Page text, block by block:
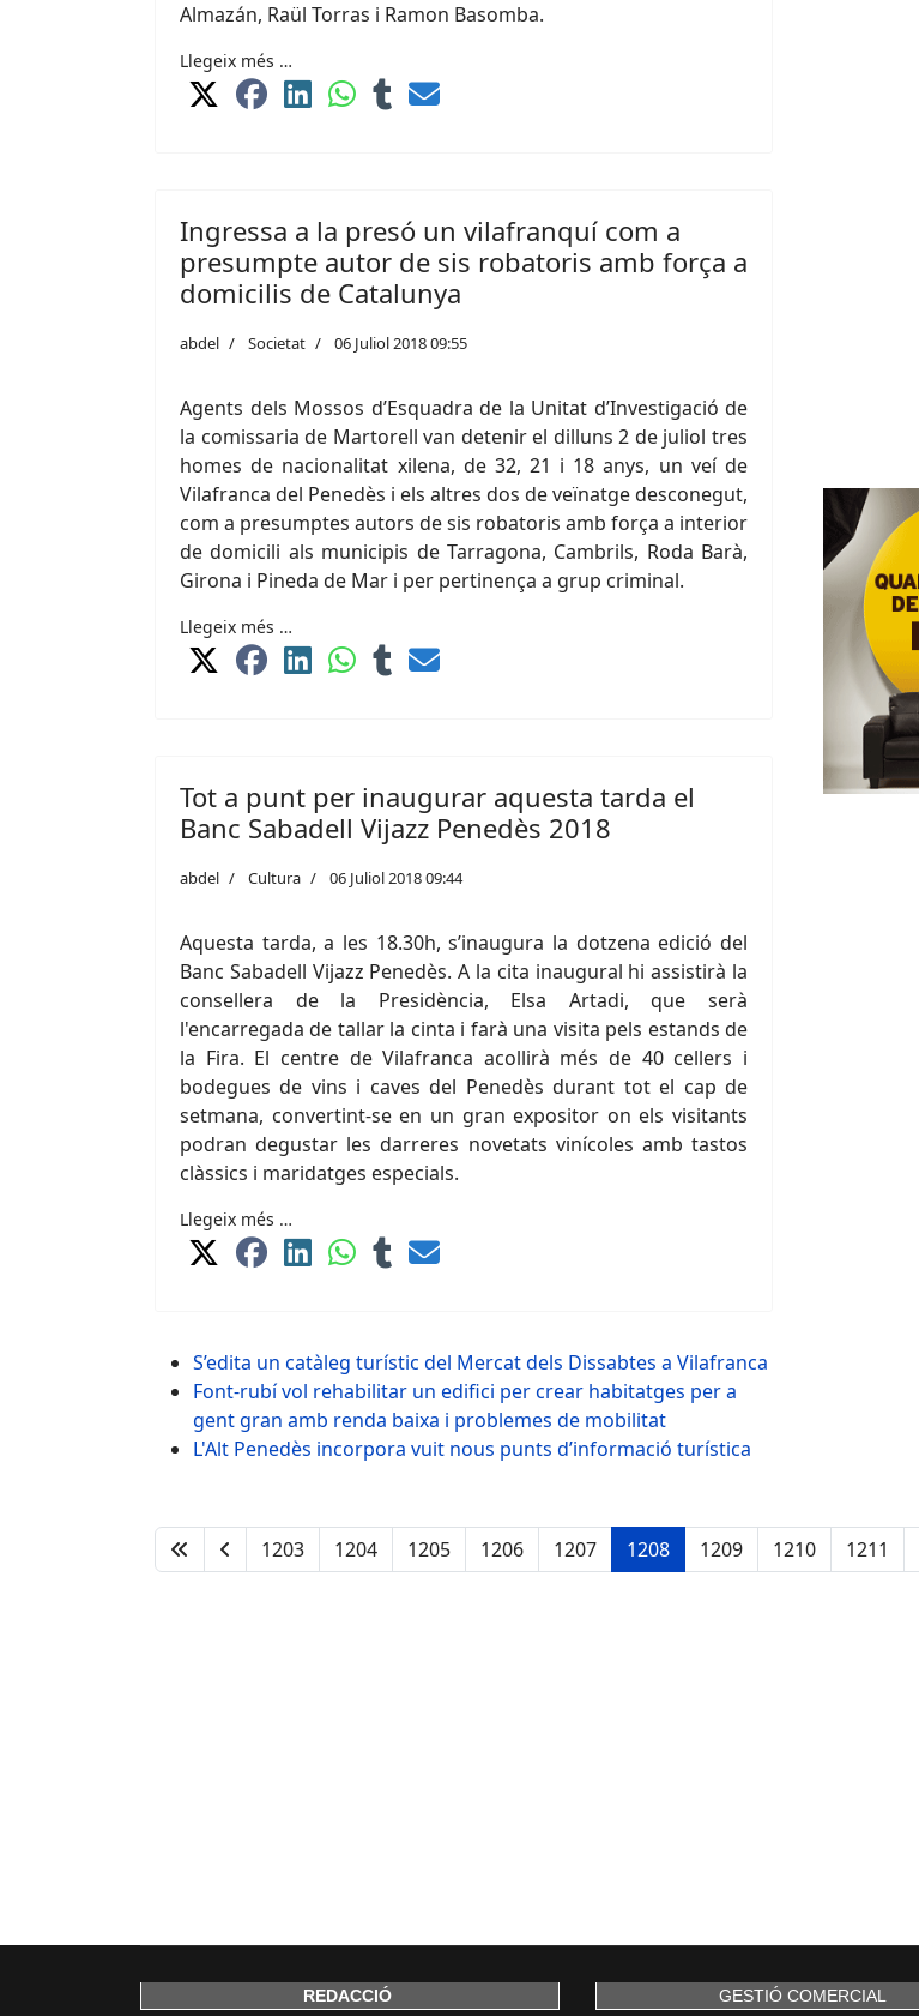
Almazán, Raül Torras i Ramon Basomba.
Llegeix més …
Ingressa a la presó un vilafranquí com a
presumpte autor de sis robatoris amb força a
domicilis de Catalunya
abdel Societat 06 Juliol 2018 09:55
Agents dels Mossos d’Esquadra de la Unitat d’Investigació de
la comissaria de Martorell van detenir el dilluns 2 de juliol tres
homes de nacionalitat xilena, de 32, 21 i 18 anys, un veí de
Vilafranca del Penedès i els altres dos de veïnatge desconegut,
com a presumptes autors de sis robatoris amb força a interior
de domicili als municipis de Tarragona, Cambrils, Roda Barà,
Girona i Pineda de Mar i per pertinença a grup criminal.
Llegeix més …
Tot a punt per inaugurar aquesta tarda el
Banc Sabadell Vijazz Penedès 2018
abdel Cultura 06 Juliol 2018 09:44
Aquesta tarda, a les 18.30h, s’inaugura la dotzena edició del
Banc Sabadell Vijazz Penedès. A la cita inaugural hi assistirà la
consellera de la Presidència, Elsa Artadi, que serà
l'encarregada de tallar la cinta i farà una visita pels estands de
la Fira. El centre de Vilafranca acollirà més de 40 cellers i
bodegues de vins i caves del Penedès durant tot el cap de
setmana, convertint-se en un gran expositor on els visitants
podran degustar les darreres novetats vinícoles amb tastos
clàssics i maridatges especials.
Llegeix més …
S’edita un catàleg turístic del Mercat dels Dissabtes a Vilafranca
Font-rubí vol rehabilitar un edifici per crear habitatges per a
gent gran amb renda baixa i problemes de mobilitat
L'Alt Penedès incorpora vuit nous punts d’informació turística
1203 1204 1205 1206 1207 1208 1209 1210 1211
REDACCIÓ GESTIÓ COMERCIAL